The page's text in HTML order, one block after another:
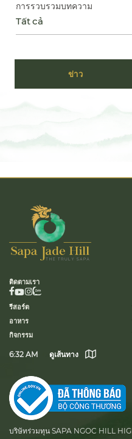
การรวบรวมบทความ
Tất cả
ข่าว
ติดตามเรา
รีสอร์ต
อาหาร
กิจกรรม
6:32 AM ดูเส้นทาง
บริษัทร่วมทุน SAPA NGOC HILL